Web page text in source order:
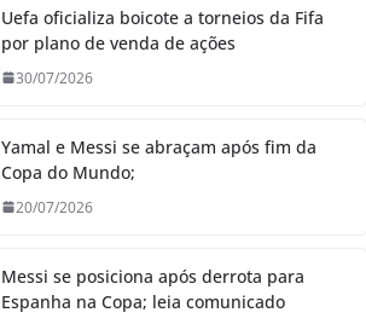
Uefa oficializa boicote a torneios da Fifa
por plano de venda de ações
30/07/2026
Yamal e Messi se abraçam após fim da
Copa do Mundo;
20/07/2026
Messi se posiciona após derrota para
Espanha na Copa; leia comunicado